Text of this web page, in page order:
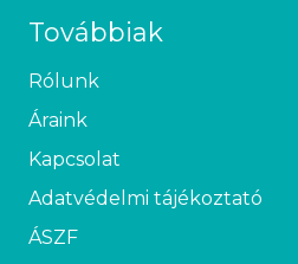
Továbbiak
Rólunk
Áraink
Kapcsolat
Adatvédelmi tájékoztató
ÁSZF